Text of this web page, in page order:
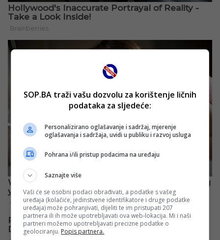
SOP.BA traži vašu dozvolu za korištenje ličnih
podataka za sljedeće:
Personalizirano oglašavanje i sadržaj, mjerenje
oglašavanja i sadržaja, uvidi u publiku i razvoj usluga
Pohrana i/ili pristup podacima na uređaju
Saznajte više
Vaši će se osobni podaci obrađivati, a podatke s vašeg
uređaja (kolačiće, jedinstvene identifikatore i druge podatke
uređaja) može pohranjivati, dijeliti te im pristupati 207
partnera ili ih može upotrebljavati ova web-lokacija. Mi i naši
partneri možemo upotrebljavati precizne podatke o
geolociranju. Popis partnera.